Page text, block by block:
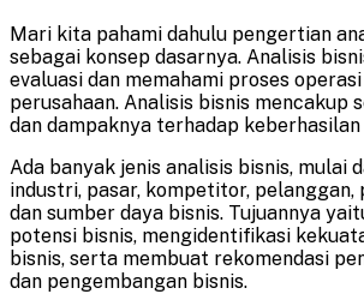
Mari kita pahami dahulu pengertian
sebagai konsep dasarnya. Analisis
evaluasi dan memahami proses
perusahaan. Analisis bisnis mencakup
dan dampaknya terhadap keberhasilan
Ada banyak jenis analisis bisnis, mulai
industri, pasar, kompetitor, pelanggan,
dan sumber daya bisnis. Tujuannya
potensi bisnis, mengidentifikasi
bisnis, serta membuat rekomendasi
dan pengembangan bisnis.